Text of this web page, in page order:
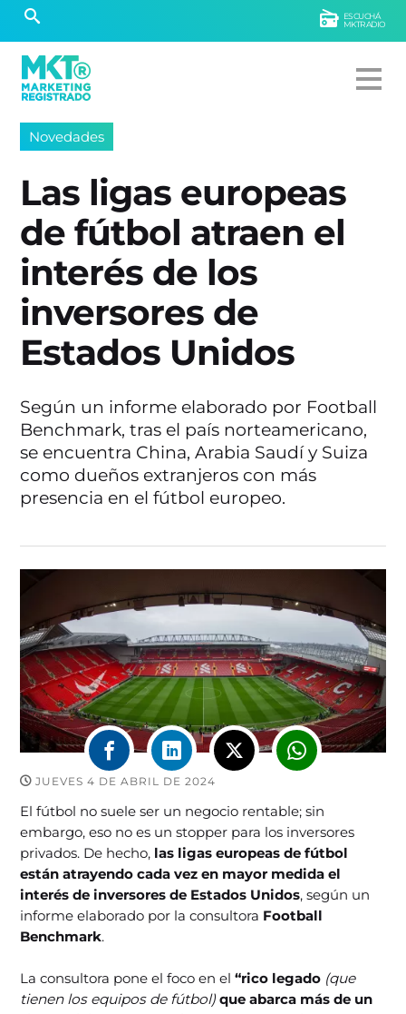
ESCUCHÁ
MKTRADIO
Novedades
Las ligas europeas
de fútbol atraen el
interés de los
inversores de
Estados Unidos
Según un informe elaborado por Football
Benchmark, tras el país norteamericano,
se encuentra China, Arabia Saudí y Suiza
como dueños extranjeros con más
presencia en el fútbol europeo.
JUEVES 4 DE ABRIL DE 2024
El fútbol no suele ser un negocio rentable; sin
embargo, eso no es un stopper para los inversores
privados. De hecho, las ligas europeas de fútbol
están atrayendo cada vez en mayor medida el
interés de inversores de Estados Unidos, según un
informe elaborado por la consultora Football
Benchmark.
La consultora pone el foco en el “rico legado (que
tienen los equipos de fútbol) que abarca más de un